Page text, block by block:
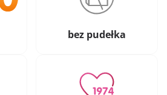
bez pudełka